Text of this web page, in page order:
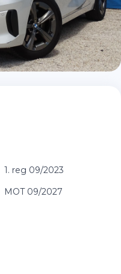
1. reg 09/2023
MOT 09/2027